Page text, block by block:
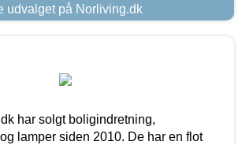
udvalget på Norliving.dk
har solgt boligindretning,
lamper siden 2010. De har en flot